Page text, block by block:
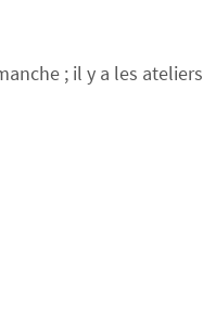
; il y a les